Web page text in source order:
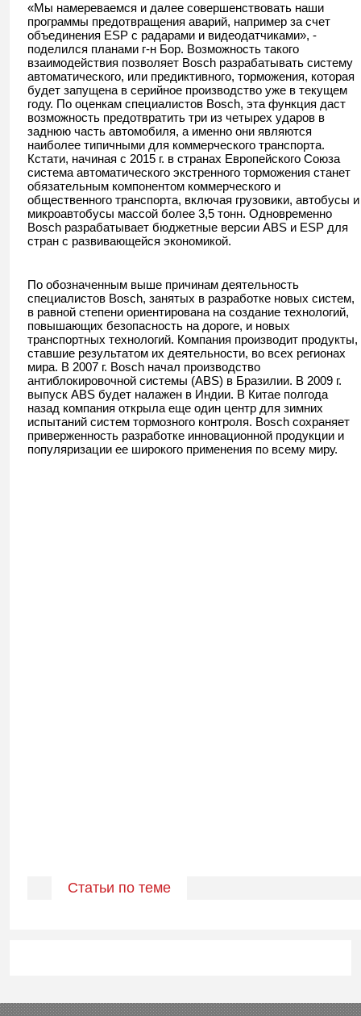
«Мы намереваемся и далее совершенствовать наши
программы предотвращения аварий, например за счет
объединения ESP с радарами и видеодатчиками», -
поделился планами г-н Бор. Возможность такого
взаимодействия позволяет Bosch разрабатывать систему
автоматического, или предиктивного, торможения, которая
будет запущена в серийное производство уже в текущем
году. По оценкам специалистов Bosch, эта функция даст
возможность предотвратить три из четырех ударов в
заднюю часть автомобиля, а именно они являются
наиболее типичными для коммерческого транспорта.
Кстати, начиная с 2015 г. в странах Европейского Союза
система автоматического экстренного торможения станет
обязательным компонентом коммерческого и
общественного транспорта, включая грузовики, автобусы и
микроавтобусы массой более 3,5 тонн. Одновременно
Bosch разрабатывает бюджетные версии ABS и ESP для
стран с развивающейся экономикой.
По обозначенным выше причинам деятельность
специалистов Bosch, занятых в разработке новых систем,
в равной степени ориентирована на создание технологий,
повышающих безопасность на дороге, и новых
транспортных технологий. Компания производит продукты,
ставшие результатом их деятельности, во всех регионах
мира. В 2007 г. Bosch начал производство
антиблокировочной системы (ABS) в Бразилии. В 2009 г.
выпуск ABS будет налажен в Индии. В Китае полгода
назад компания открыла еще один центр для зимних
испытаний систем тормозного контроля. Bosch сохраняет
приверженность разработке инновационной продукции и
популяризации ее широкого применения по всему миру.
Статьи по теме